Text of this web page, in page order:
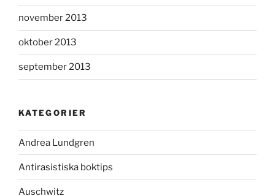
november 2013
oktober 2013
september 2013
KATEGORIER
Andrea Lundgren
Antirasistiska boktips
Auschwitz